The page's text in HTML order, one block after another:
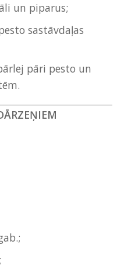
un piparus;
sastāvdaļas
pāri pesto un